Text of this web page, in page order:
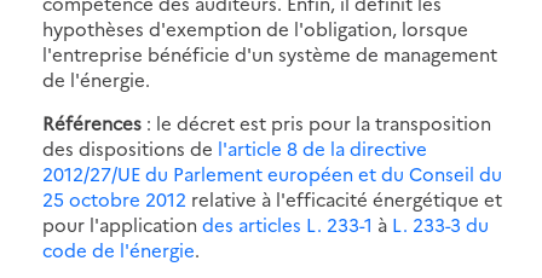
hypothèses d'exemption de l'obligation, lorsque
l'entreprise bénéficie d'un système de management
de l'énergie.
Références : le décret est pris pour la transposition
des dispositions de l'article 8 de la directive
2012/27/UE du Parlement européen et du Conseil du
25 octobre 2012 relative à l'efficacité énergétique et
pour l'application des articles L. 233-1 à L. 233-3 du
code de l'énergie.